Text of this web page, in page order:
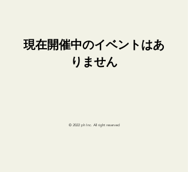
現在開催中のイベントはあ
りません
© 2022 ph Inc. All right reserved